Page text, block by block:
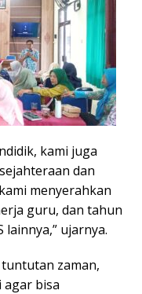
kami juga
dan
menyerahkan
guru, dan tahun
ujarnya.
zaman,
bisa